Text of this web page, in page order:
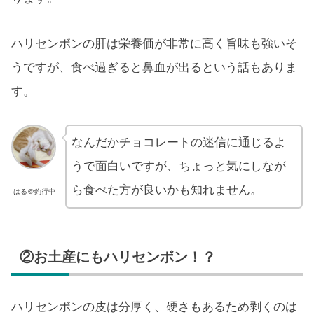
ハリセンボンの肝は栄養価が非常に高く旨味も強いそ
うですが、食べ過ぎると鼻血が出るという話もありま
す。
はる＠釣行中
なんだかチョコレートの迷信に通じるよ
うで面白いですが、ちょっと気にしなが
ら食べた方が良いかも知れません。
②お土産にもハリセンボン！？
ハリセンボンの皮は分厚く、硬さもあるため剥くのは